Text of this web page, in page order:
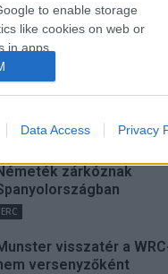
to enable storage
like cookies on web or
in apps.
to enable storage
to enable storage
to enable storage
including authentication
Data Access Privacy
nyerte meg az
Sierra
zárkóznak
ERC
visszatér a
versenyzőként